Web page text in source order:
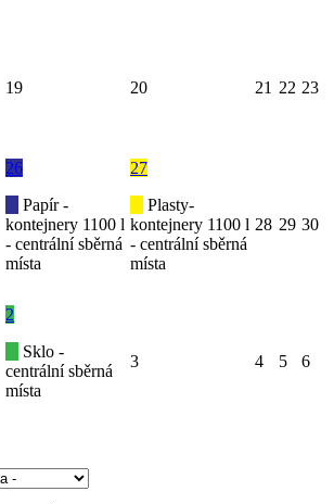
19 20 21 22 23
26
Papír -
kontejnery 1100 l
- centrální sběrná
místa
27
Plasty-
kontejnery 1100 l
- centrální sběrná
místa
28 29 30
2
Sklo -
centrální sběrná
místa
3 4 5 6